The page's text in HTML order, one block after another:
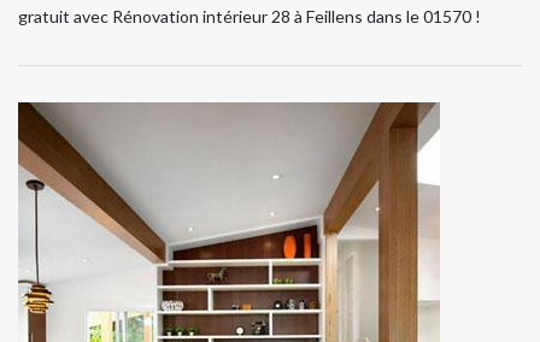
gratuit avec Rénovation intérieur 28 à Feillens dans le 01570 !